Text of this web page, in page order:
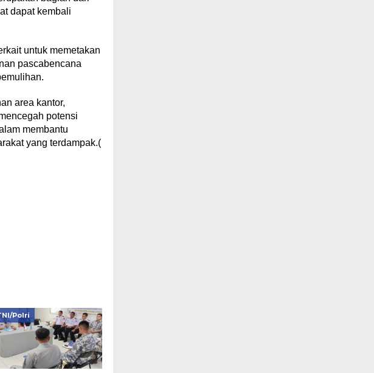
dapat kembali
untuk memetakan
pascabencana
area kantor,
potensi
membantu
yang terdampak.(
Polri